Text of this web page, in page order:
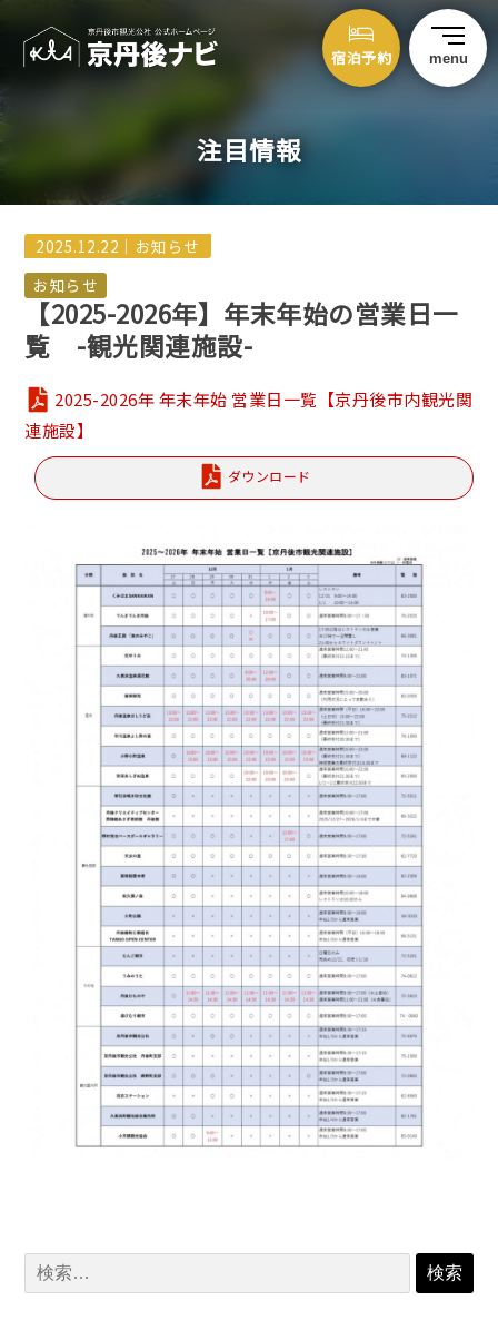
宿泊予約 menu
注目情報
2025.12.22｜ お知らせ
【2025-2026年】年末年始の営業日一
覧 -観光関連施設-
2025-2026年 年末年始 営業日一覧【京丹後市内観光関
連施設】
ダウンロード
検
索: